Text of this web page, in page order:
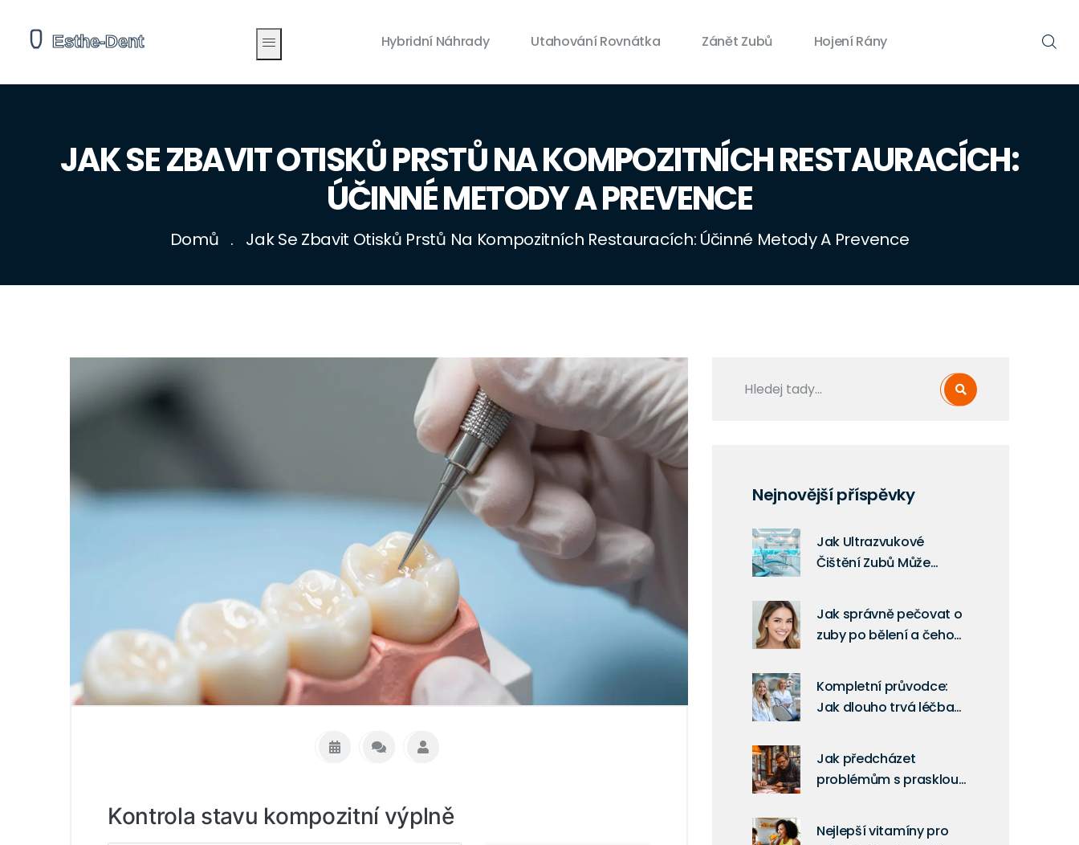
Hybridní Náhrady Utahování Rovnátka Zánět Zubů Hojení Rány
JAK SE ZBAVIT OTISKŮ PRSTŮ NA KOMPOZITNÍCH RESTAURACÍCH:
ÚČINNÉ METODY A PREVENCE
Domů Jak Se Zbavit Otisků Prstů Na Kompozitních Restauracích: Účinné Metody A Prevence
Kontrola stavu kompozitní výplně
Nejnovější příspěvky
Jak Ultrazvukové
Čištění Zubů Může
Ústní Hygieně
Jak správně pečovat o
zuby po bělení a čeho
Kompletní průvodce:
Jak dlouho trvá léčba
očekávat
Jak předcházet
problémům s prasklou
Nejlepší vitamíny pro